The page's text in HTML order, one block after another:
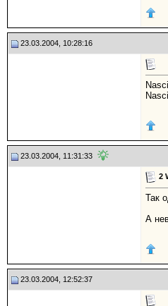
23.03.2004, 10:28:16
23.03.2004, 11:31:33
2
Так
А
23.03.2004, 12:52:37